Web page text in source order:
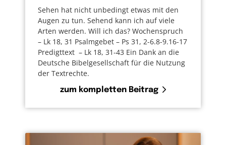
Sehen hat nicht unbedingt etwas mit den
Augen zu tun. Sehend kann ich auf viele
Arten werden. Will ich das? Wochenspruch
– Lk 18, 31 Psalmgebet – Ps 31, 2-6.8-9.16-17
Predigttext – Lk 18, 31-43 Ein Dank an die
Deutsche Bibelgesellschaft für die Nutzung
der Textrechte.
zum kompletten Beitrag